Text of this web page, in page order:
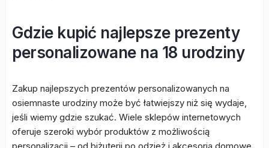
Gdzie kupić najlepsze prezenty
personalizowane na 18 urodziny
Zakup najlepszych prezentów personalizowanych na
osiemnaste urodziny może być łatwiejszy niż się wydaje,
jeśli wiemy gdzie szukać. Wiele sklepów internetowych
oferuje szeroki wybór produktów z możliwością